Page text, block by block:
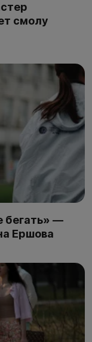
смолу
бегать» —
Ершова